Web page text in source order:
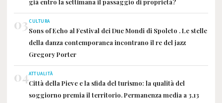
già entro la settimana il passaggio di proprietà?
03CULTURA
Sons of Echo al Festival dei Due Mondi di Spoleto . Le stelle
della danza contemporanea incontrano il re del jazz
Gregory Porter
04ATTUALITÀ
Città della Pieve e la sfida del turismo: la qualità del
soggiorno premia il territorio. Permanenza media a 3,13